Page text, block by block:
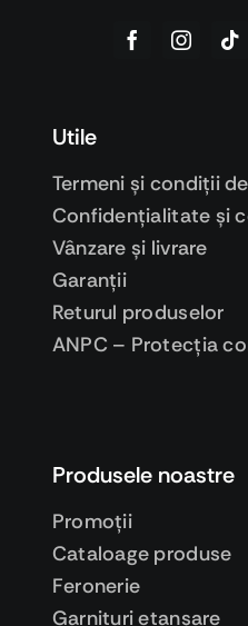
Produsele noastre
Promoţii
Cataloage produse
Feronerie
Garnituri etanşare
Utile
Termeni şi condiţii
Confidenţialitate şi
Vânzare şi livrare
Garanţii
Returul produselor
ANPC – Protecţia